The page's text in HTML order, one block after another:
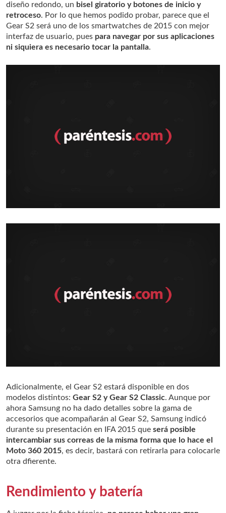
diseño redondo, un bisel giratorio y botones de inicio y
retroceso. Por lo que hemos podido probar, parece que el
Gear S2 será uno de los smartwatches de 2015 con mejor
interfaz de usuario, pues para navegar por sus aplicaciones
ni siquiera es necesario tocar la pantalla.
Adicionalmente, el Gear S2 estará disponible en dos
modelos distintos: Gear S2 y Gear S2 Classic. Aunque por
ahora Samsung no ha dado detalles sobre la gama de
accesorios que acompañarán al Gear S2, Samsung indicó
durante su presentación en IFA 2015 que será posible
intercambiar sus correas de la misma forma que lo hace el
Moto 360 2015, es decir, bastará con retirarla para colocarle
otra dfierente.
Rendimiento y batería